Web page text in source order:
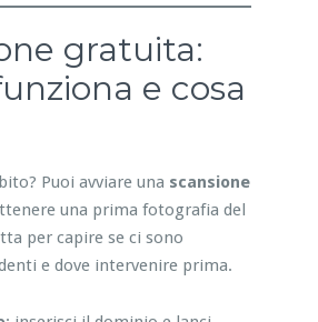
gratuita:
e cosa
Puoi avviare una scansione
una prima fotografia del
per capire se ci sono
e dove intervenire prima.